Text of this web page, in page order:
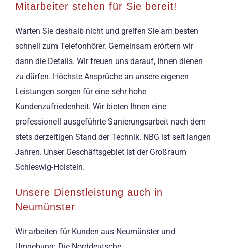
Mitarbeiter stehen für Sie bereit!
Warten Sie deshalb nicht und greifen Sie am besten
schnell zum Telefonhörer. Gemeinsam erörtern wir
dann die Details. Wir freuen uns darauf, Ihnen dienen
zu dürfen. Höchste Ansprüche an unsere eigenen
Leistungen sorgen für eine sehr hohe
Kundenzufriedenheit. Wir bieten Ihnen eine
professionell ausgeführte Sanierungsarbeit nach dem
stets derzeitigen Stand der Technik. NBG ist seit langen
Jahren. Unser Geschäftsgebiet ist der Großraum
Schleswig-Holstein.
Unsere Dienstleistung auch in
Neumünster
Wir arbeiten für Kunden aus Neumünster und